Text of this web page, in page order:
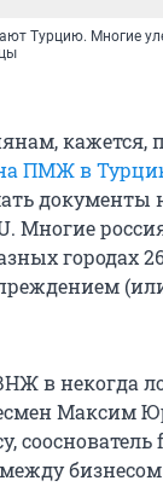
Турцию. Многие
кажется,
на ПМЖ в
Многие
городах
в некогда
между